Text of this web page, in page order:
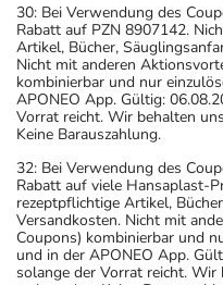
30: Bei Verwendung des
Rabatt auf PZN 8907142.
Artikel, Bücher,
Nicht mit anderen
kombinierbar und nur
APONEO App. Gültig:
Vorrat reicht. Wir behalten
Keine Barauszahlung.
32: Bei Verwendung des
Rabatt auf viele Hansaplast-
rezeptpflichtige Artikel,
Versandkosten. Nicht mit
Coupons) kombinierbar und
und in der APONEO App.
solange der Vorrat reicht.